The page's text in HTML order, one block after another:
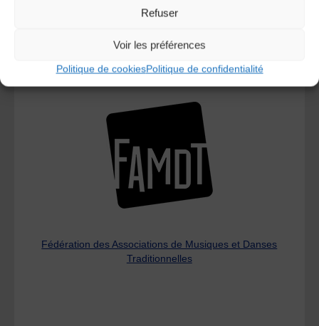
Refuser
Voir les préférences
Politique de cookiesPolitique de confidentialité
Le distributeur des musiques Trad'
Fédération des Associations de Musiques et Danses
Traditionnelles